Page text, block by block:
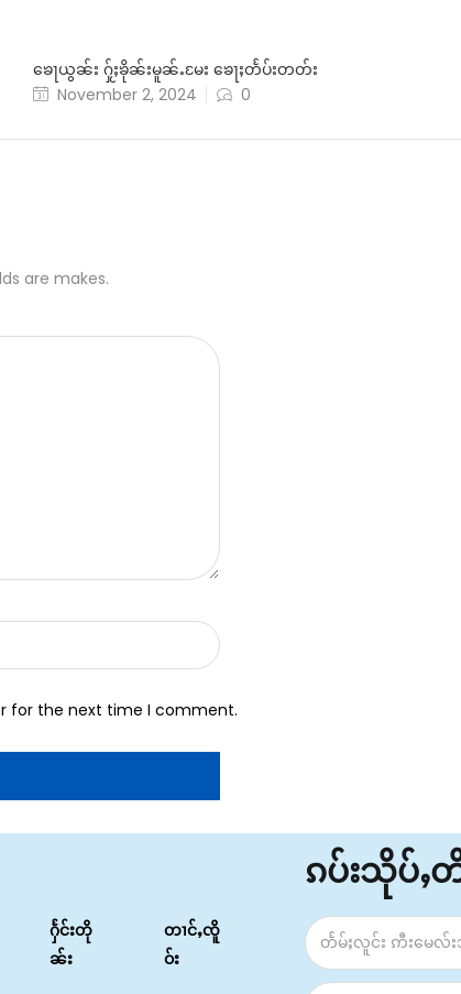
ၶေႃယွၼ်း ႁႂ်ႈၶိုၼ်းမူၼ်ႉမႄး ၶေႃႈတႅပ်းတတ်း
November 2, 2024
0
are makes.
for the next time I comment.
ႁႅင်းတို
ၼ်း
တၢင်ႇၸိူ
ဝ်း
ၵပ်းသိုပ်ႇ